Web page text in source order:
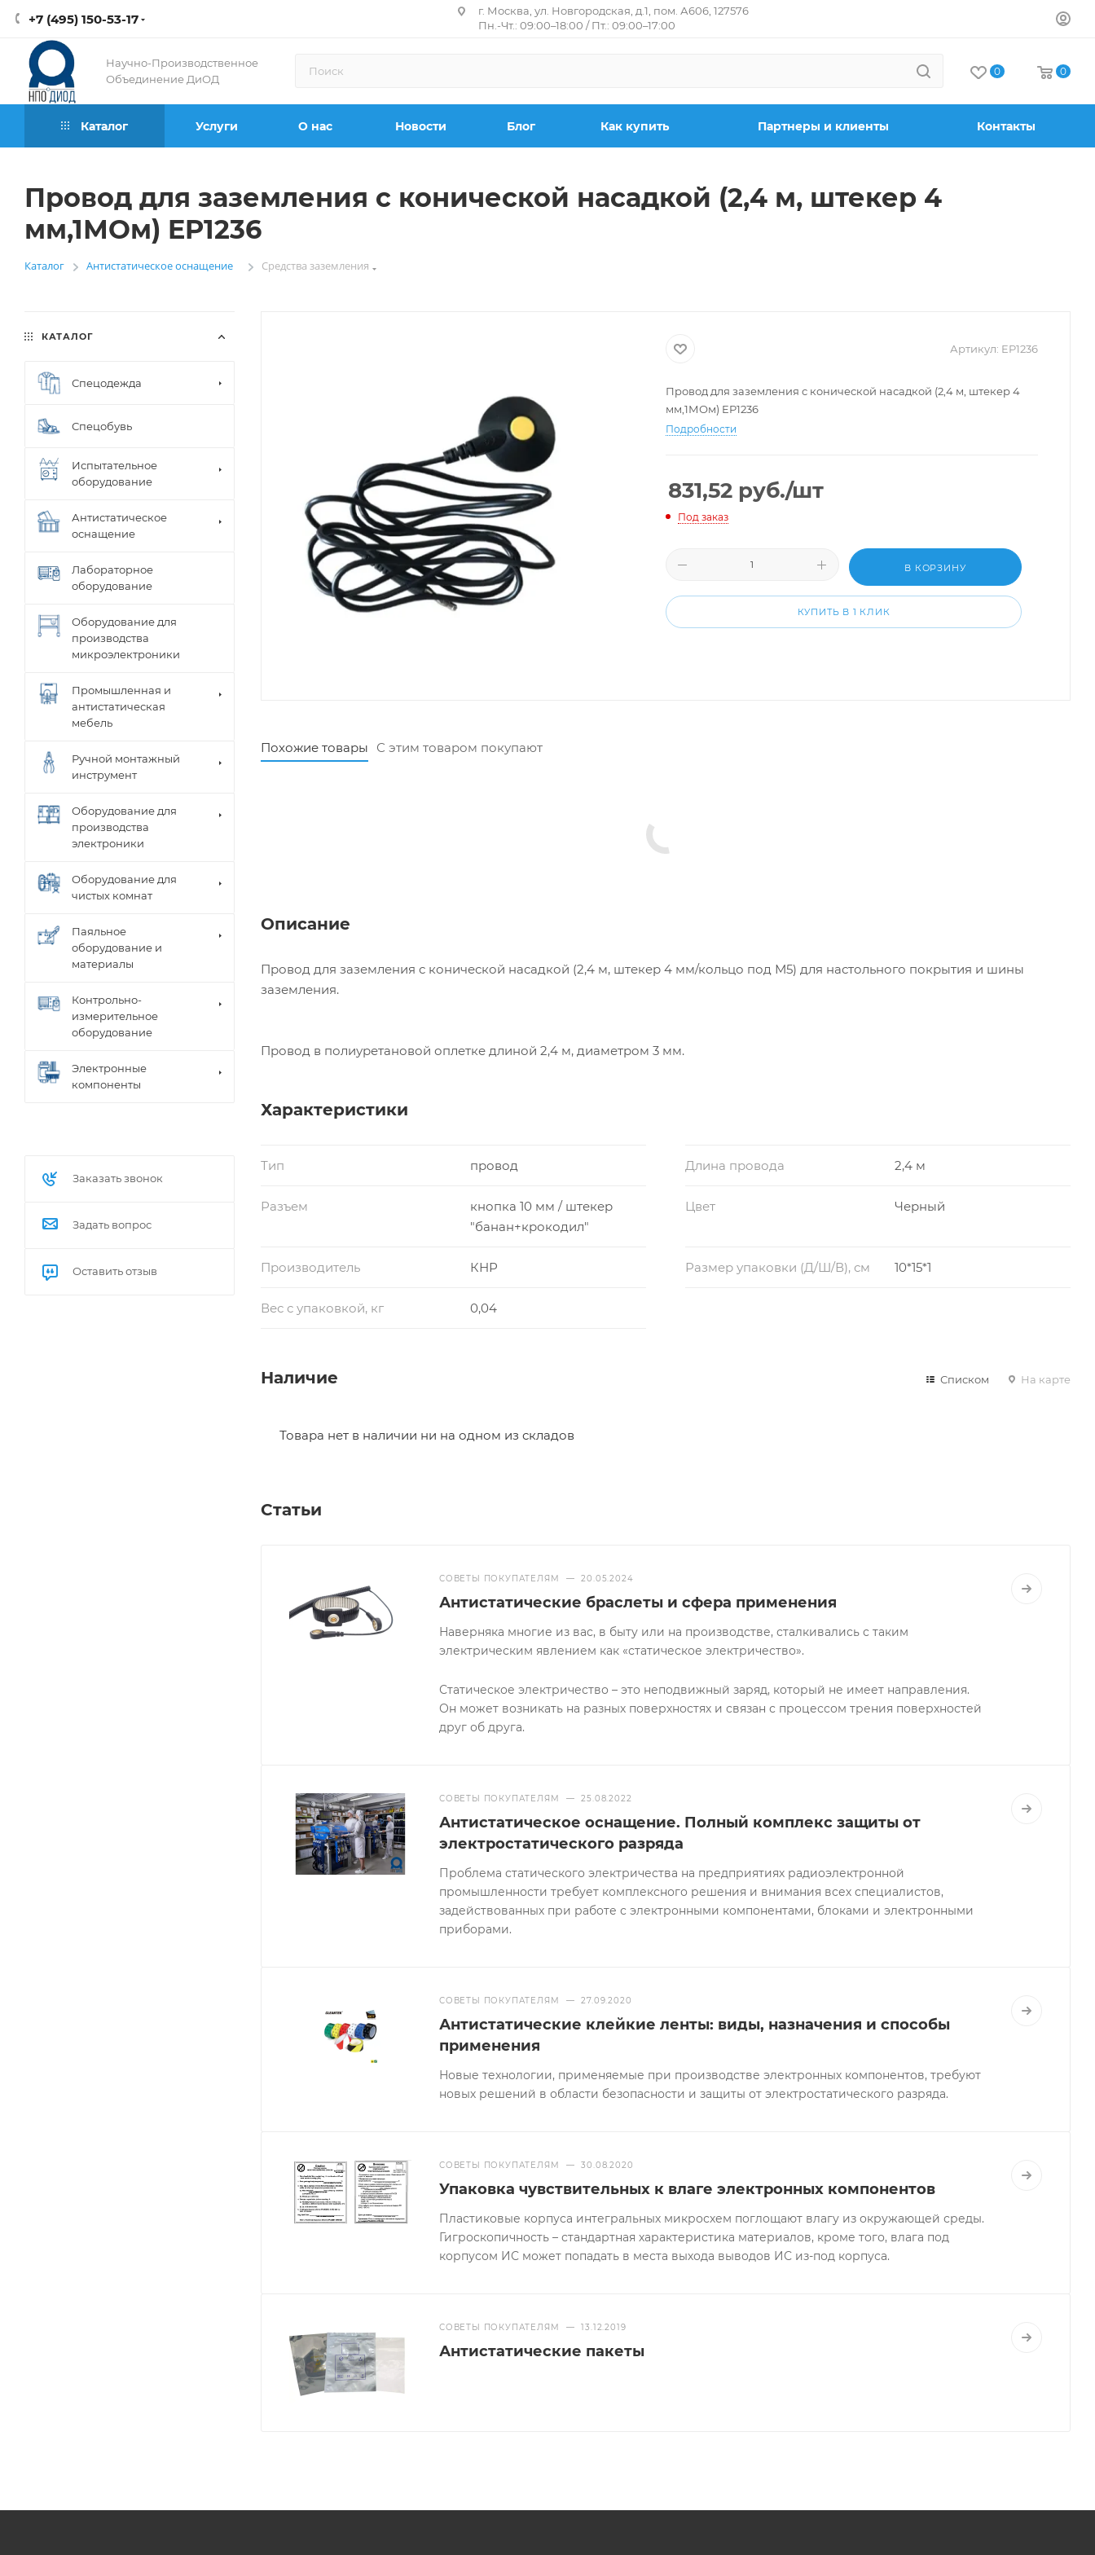
+7 (495) 150-53-17
г. Москва, ул. Новгородская, д.1, пом. А606, 127576
Пн.-Чт.: 09:00–18:00 / Пт.: 09:00–17:00
Научно-Производственное
Объединение ДиОД
0 0
Каталог Услуги О нас Новости Блог Как купить Партнеры и клиенты Контакты
Провод для заземления с конической насадкой (2,4 м, штекер 4
мм,1МОм) EP1236
Каталог —
Антистатическое оснащение —Средства заземления
Артикул: EP1236
Провод для заземления с конической насадкой (2,4 м, штекер 4
мм,1МОм) EP1236
Подробности
831,52 руб./шт
Под заказ
В КОРЗИНУ
КУПИТЬ В 1 КЛИК
Похожие товары С этим товаром покупают
Описание
Провод для заземления с конической насадкой (2,4 м, штекер 4 мм/кольцо под М5) для настольного покрытия и шины
заземления.
Провод в полиуретановой оплетке длиной 2,4 м, диаметром 3 мм.
Характеристики
Тип провод Длина провода 2,4 м
Разъем
кнопка 10 мм / штекер
"банан+крокодил"
Цвет Черный
Производитель КНР Размер упаковки (Д/Ш/В), см 10*15*1
Вес с упаковкой, кг 0,04
Наличие Списком На карте
Товара нет в наличии ни на одном из складов
Статьи
СОВЕТЫ ПОКУПАТЕЛЯМ — 20.05.2024
Антистатические браслеты и сфера применения
Наверняка многие из вас, в быту или на производстве, сталкивались с таким
электрическим явлением как «статическое электричество».
Статическое электричество – это неподвижный заряд, который не имеет направления.
Он может возникать на разных поверхностях и связан с процессом трения поверхностей
друг об друга.
СОВЕТЫ ПОКУПАТЕЛЯМ — 25.08.2022
Антистатическое оснащение. Полный комплекс защиты от
электростатического разряда
Проблема статического электричества на предприятиях радиоэлектронной
промышленности требует комплексного решения и внимания всех специалистов,
задействованных при работе с электронными компонентами, блоками и электронными
приборами.
СОВЕТЫ ПОКУПАТЕЛЯМ — 27.09.2020
Антистатические клейкие ленты: виды, назначения и способы
применения
Новые технологии, применяемые при производстве электронных компонентов, требуют
новых решений в области безопасности и защиты от электростатического разряда.
СОВЕТЫ ПОКУПАТЕЛЯМ — 30.08.2020
Упаковка чувствительных к влаге электронных компонентов
Пластиковые корпуса интегральных микросхем поглощают влагу из окружающей среды.
Гигроскопичность – стандартная характеристика материалов, кроме того, влага под
корпусом ИС может попадать в места выхода выводов ИС из-под корпуса.
СОВЕТЫ ПОКУПАТЕЛЯМ — 13.12.2019
Антистатические пакеты
КАТАЛОГ
Спецодежда
Спецобувь
Испытательное
оборудование
Антистатическое
оснащение
Лабораторное
оборудование
Оборудование для
производства
микроэлектроники
Промышленная и
антистатическая
мебель
Ручной монтажный
инструмент
Оборудование для
производства
электроники
Оборудование для
чистых комнат
Паяльное
оборудование и
материалы
Контрольно-
измерительное
оборудование
Электронные
компоненты
Заказать звонок
Задать вопрос
Оставить отзыв